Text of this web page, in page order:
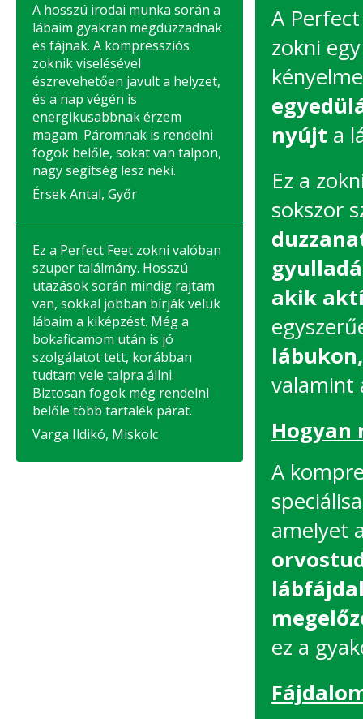
A hosszú irodai munka során a
lábaim gyakran megduzzadnak
és fájnak. A kompressziós
zoknik viselésével
észrevehetően javult a helyzet,
és a nap végén is
energikusabbnak érzem
magam. Páromnak is rendelni
fogok belőle, sokat van talpon,
nagy segítség lesz neki.
Érsek Antal, Győr
Ez a Perfect Feet zokni valóban
szuper találmány. Hosszú
utazások során mindig rajtam
van, sokkal jobban bírják velük
lábaim a kiképzést. Még a
bokaficamom után is jó
szolgálatot tett, korábban
tudtam vele talpra állni.
Biztosan fogok még rendelni
belőle több tartalék párat.
Varga Ildikó, Miskolc
A
zokni
nyújt a
Ez a
sokszor
akik
lábukon,
valamint
Hogyan
A
amelyet
ez a